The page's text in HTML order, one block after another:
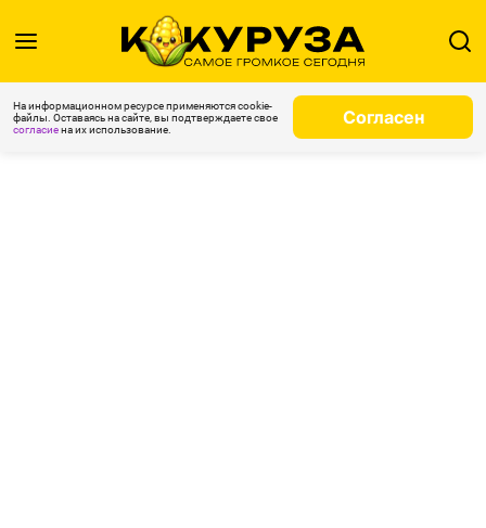
На информационном ресурсе применяются cookie-
файлы. Оставаясь на сайте, вы подтверждаете свое
согласиена их использование.
Согласен